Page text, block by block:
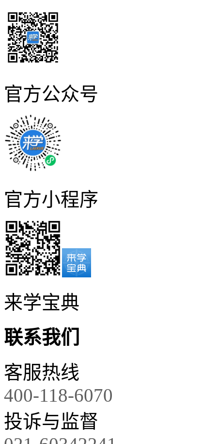
官方公众号
官方小程序
来学宝典
联系我们
客服热线
400-118-6070
投诉与监督